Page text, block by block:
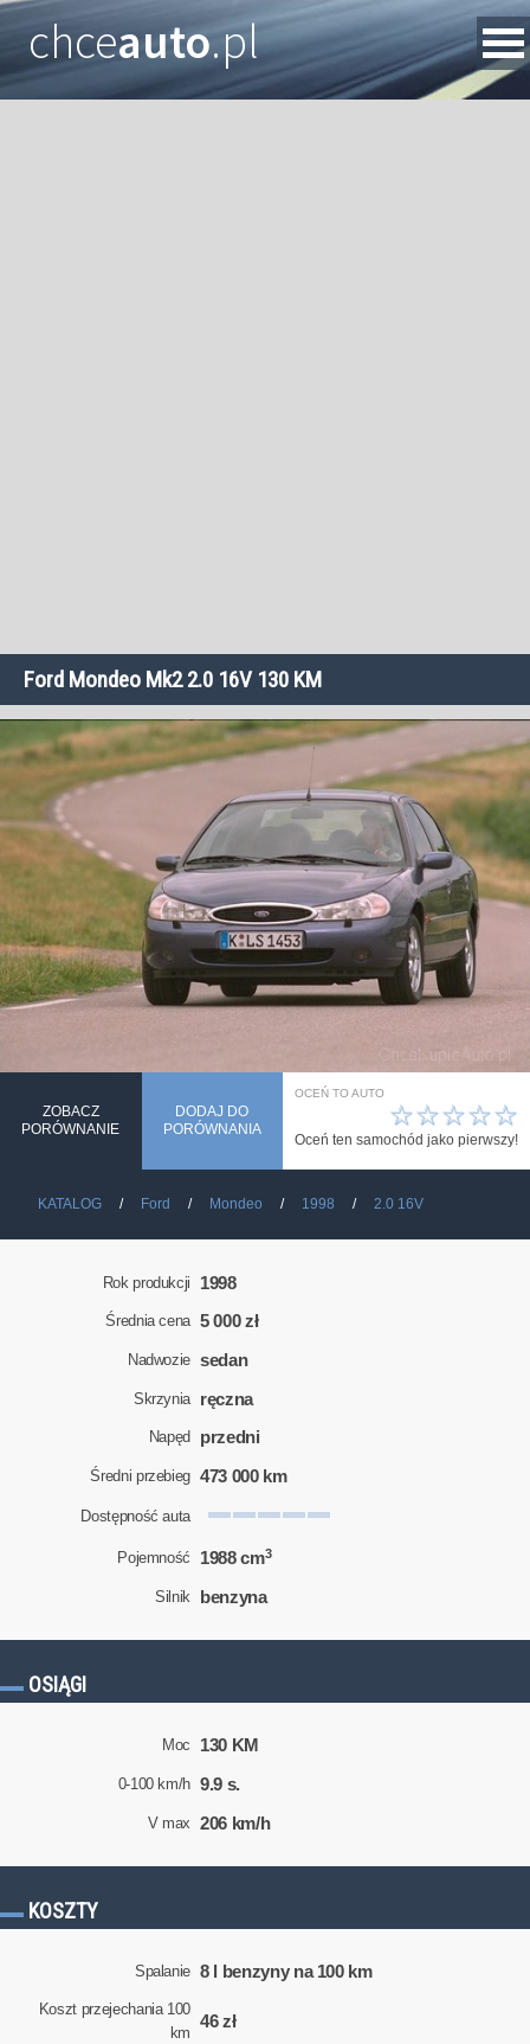
chceauto.pl
Ford Mondeo Mk2 2.0 16V 130 KM
ZOBACZ
PORÓWNANIE
DODAJ DO
PORÓWNANIA
OCEŃ TO AUTO
☆
☆
☆
☆
☆
Oceń ten samochód jako pierwszy!
KATALOG Ford Mondeo 1998 2.0 16V
Rok produkcji 1998
Średnia cena 5 000 zł
Nadwozie sedan
Skrzynia ręczna
Napęd przedni
Średni przebieg 473 000 km
Dostępność auta
Pojemność 1988 cm3
Silnik benzyna
OSIĄGI
Moc 130 KM
0-100 km/h 9.9 s.
V max 206 km/h
KOSZTY
Spalanie 8 l benzyny na 100 km
Koszt przejechania 100
km
46 zł